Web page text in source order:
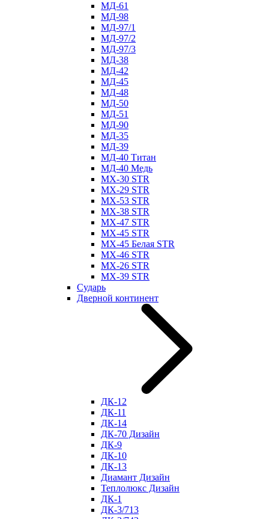
МД-61
МД-98
МД-97/1
МД-97/2
МД-97/3
МД-38
МД-42
МД-45
МД-48
МД-50
МД-51
МД-90
МД-35
МД-39
МД-40 Титан
МД-40 Медь
МХ-30 STR
МХ-29 STR
МХ-53 STR
МХ-38 STR
МХ-47 STR
МХ-45 STR
МХ-45 Белая STR
МХ-46 STR
МХ-26 STR
МХ-39 STR
Сударь
Дверной континент
ДК-12
ДК-11
ДК-14
ДК-70 Дизайн
ДК-9
ДК-10
ДК-13
Диамант Дизайн
Теплолюкс Дизайн
ДК-1
ДК-3/713